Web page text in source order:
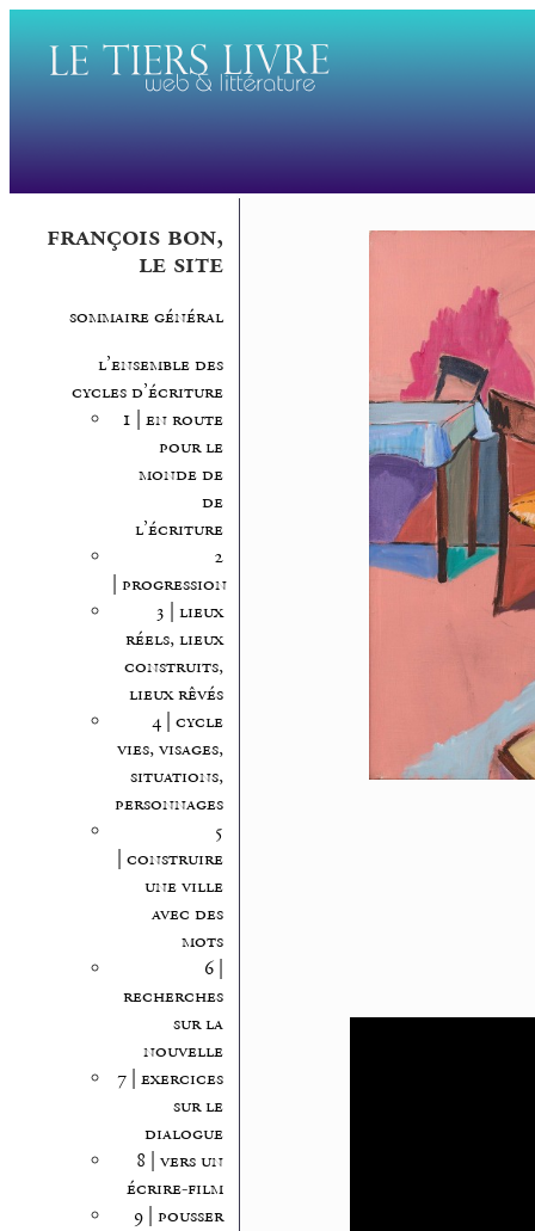
françois bon,
le site
sommaire général
l’ensemble des
cycles d’écriture
1 | en route
pour le
monde de
de
l’écriture
2
| progression
3 | lieux
réels, lieux
construits,
lieux rêvés
4 | cycle
vies, visages,
situations,
personnages
5
| construire
une ville
avec des
mots
6 |
recherches
sur la
nouvelle
7 | exercices
sur le
dialogue
8 | vers un
écrire-film
9 | pousser